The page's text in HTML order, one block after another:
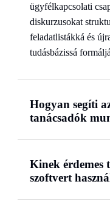
ügyfélkapcsolati
diskurzusokat
feladatlistákká és
tudásbázissá
Hogyan segíti
tanácsadók
Kinek érdemes
szoftvert